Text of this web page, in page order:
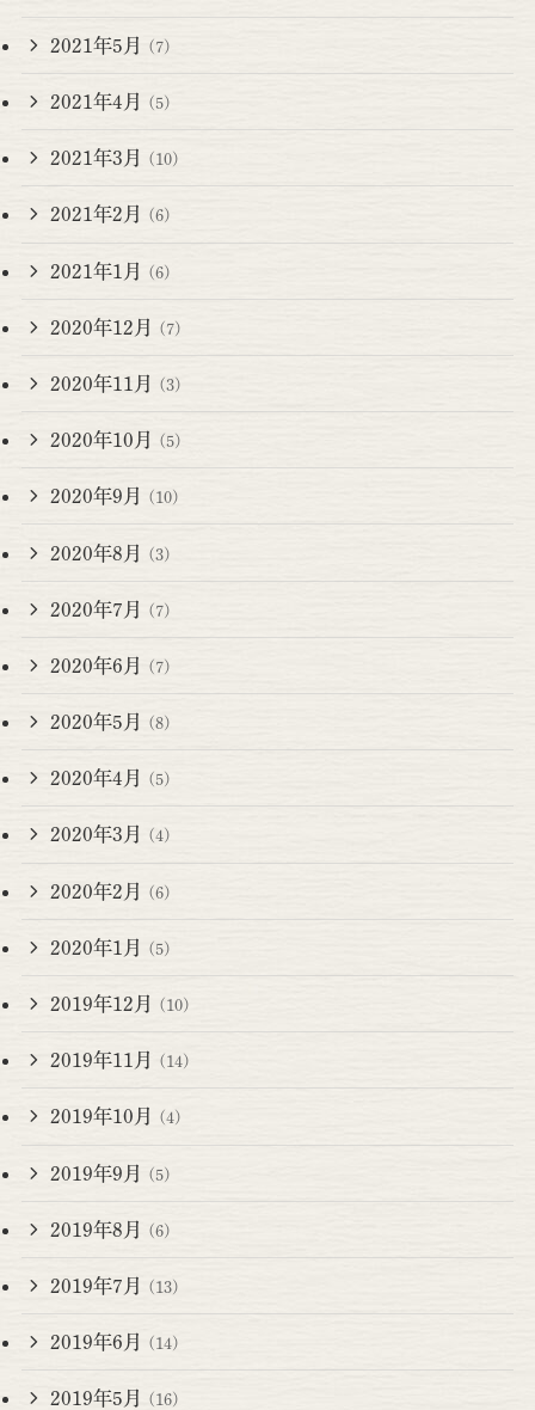
2021年5月 (7)
2021年4月 (5)
2021年3月 (10)
2021年2月 (6)
2021年1月 (6)
2020年12月 (7)
2020年11月 (3)
2020年10月 (5)
2020年9月 (10)
2020年8月 (3)
2020年7月 (7)
2020年6月 (7)
2020年5月 (8)
2020年4月 (5)
2020年3月 (4)
2020年2月 (6)
2020年1月 (5)
2019年12月 (10)
2019年11月 (14)
2019年10月 (4)
2019年9月 (5)
2019年8月 (6)
2019年7月 (13)
2019年6月 (14)
2019年5月 (16)